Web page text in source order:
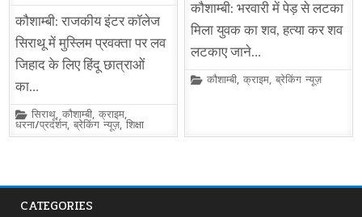
कौशाम्बी: राजकीय इंटर कॉलेज
सिराथू में मुस्लिम प्रवक्ता पर लव
जिहाद के लिए हिंदू छात्राओं
का…
Posted
in
सिराथू,कौशाम्बी,क्राइम,
धरना/प्रदर्शन,ब्रेकिंग न्यूज़,शिक्षा
कौशाम्बी: भरवारी में पेड़ से लटका
मिला युवक का शव, हत्या कर शव
लटकाए जाने…
Posted
कौशाम्बी,क्राइम,ब्रेकिंग न्यूज़
CATEGORIES